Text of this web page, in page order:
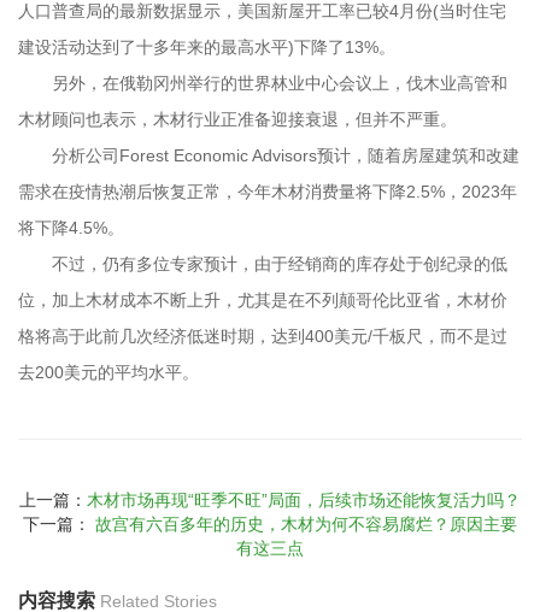
人口普查局的最新数据显示，美国新屋开工率已较4月份(当时住宅
建设活动达到了十多年来的最高水平)下降了13%。
另外，在俄勒冈州举行的世界林业中心会议上，伐木业高管和
木材顾问也表示，木材行业正准备迎接衰退，但并不严重。
分析公司Forest Economic Advisors预计，随着房屋建筑和改建
需求在疫情热潮后恢复正常，今年木材消费量将下降2.5%，2023年
将下降4.5%。
不过，仍有多位专家预计，由于经销商的库存处于创纪录的低
位，加上木材成本不断上升，尤其是在不列颠哥伦比亚省，木材价
格将高于此前几次经济低迷时期，达到400美元/千板尺，而不是过
去200美元的平均水平。
上一篇： 木材市场再现“旺季不旺”局面，后续市场还能恢复活力吗？
下一篇： 故宫有六百多年的历史，木材为何不容易腐烂？原因主要
有这三点
内容搜索 Related Stories